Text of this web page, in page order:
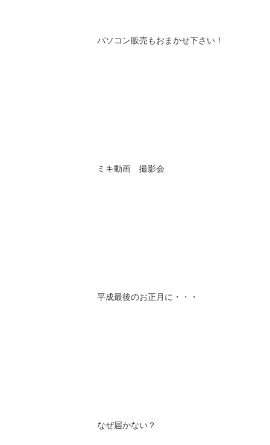
パソコン販売もおまかせ下さい！
ミキ動画 撮影会
平成最後のお正月に・・・
なぜ届かない？